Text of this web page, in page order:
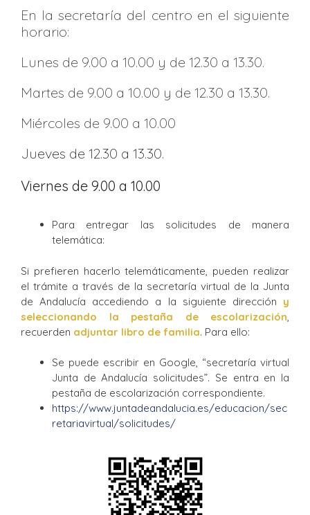
En la secretaría del centro en el siguiente
horario:
Lunes de 9.00 a 10.00 y de 12.30 a 13.30.
Martes de 9.00 a 10.00 y de 12.30 a 13.30.
Miércoles de 9.00 a 10.00
Jueves de 12.30 a 13.30.
Viernes de 9.00 a 10.00
Para entregar las solicitudes de manera
telemática:
Si prefieren hacerlo telemáticamente, pueden realizar
el trámite a través de la secretaría virtual de la Junta
de Andalucía accediendo a la siguiente dirección y
seleccionando la pestaña de escolarización
recuerden adjuntar libro de familia. Para ello:
Se puede escribir en Google, “secretaría virtual
Junta de Andalucía solicitudes”. Se entra en la
pestaña de escolarización correspondiente.
https://www.juntadeandalucia.es/educacion/sec
retariavirtual/solicitudes/